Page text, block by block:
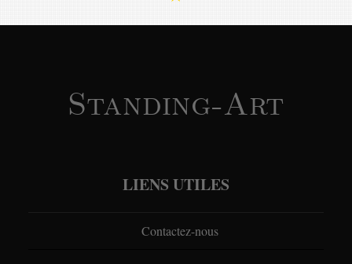
Standing-Art
LIENS UTILES
Contactez-nous